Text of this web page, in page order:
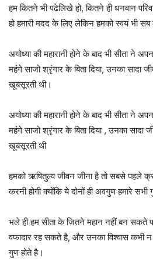
हम कितने भी पढेलिखे हो, कितने ही धनवान
हो हमारी मदद के लिए लेकिन हमको स्वयं भी
अयोध्या की महारानी होने के बाद भी सीता ने
महंगे साजो श्रृंगार के बिता दिया, उनका सादा
खूबसूरती थी।
अयोध्या की महारानी होने के बाद भी सीता ने
महंगे साजो श्रृंगार के बिता दिया , उनका सादा
खूबसूरती थी
हमको ऋषितुल्य जीवन जीना है तो सबसे पहले
करनी होगी क्योंकि ये दोनों ही अवगुण हमारे
भले ही हम सीता के जितने महान नहीं बन सकते
वफादार रह सकते है, और उनका विश्वास कभी
गुण होते है।